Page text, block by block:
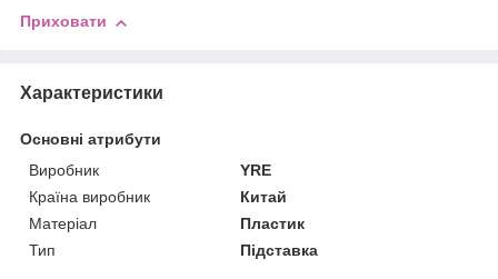
Приховати
Характеристики
Основні атрибути
Виробник
YRE
Країна виробник
Китай
Матеріал
Пластик
Тип
Підставка